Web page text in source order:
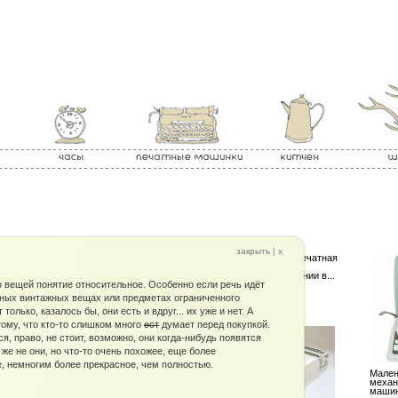
закрыть | x
вещей понятие относительное. Особенно если речь идёт
винтажных вещах или предметах ограниченного
только, казалось бы, они есть и вдруг... их уже и нет. А
что кто-то слишком много ест думает перед покупкой.
право, не стоит, возможно, они когда-нибудь появятся
не они, но что-то очень похожее, еще более
немногим более прекрасное, чем полностью.
Эта портативная печатная
произведена в Японии в...